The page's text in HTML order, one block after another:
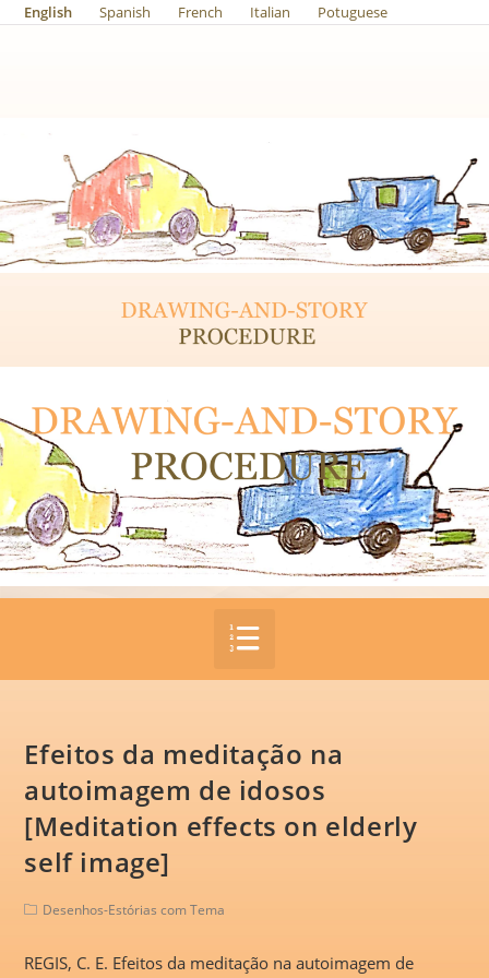
English Spanish French Italian Potuguese
Efeitos da meditação na
autoimagem de idosos
[Meditation effects on elderly
self image]
Desenhos-Estórias com Tema
REGIS, C. E. Efeitos da meditação na autoimagem de